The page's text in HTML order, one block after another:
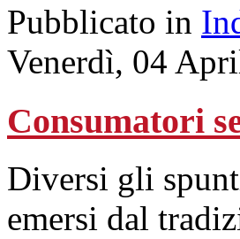
Pubblicato in
Venerdì, 04
Consumatori
Diversi gli
emersi dal